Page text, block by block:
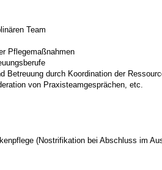
Team
Pflegemaßnahmen
Betreuung durch Koordination der
von Praxisteamgesprächen, etc.
(Nostrifikation bei Abschluss im